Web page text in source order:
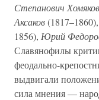
Степанович Хомяков
Аксаков(1817–1860),
1856), Юрий
Славянофилы
феодально-
выдвигали
сила мнения —